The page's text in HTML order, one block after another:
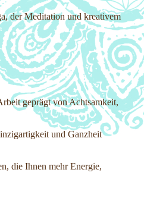
der Meditation und kreativem
geprägt von Achtsamkeit,
und Ganzheit
die Ihnen mehr Energie,